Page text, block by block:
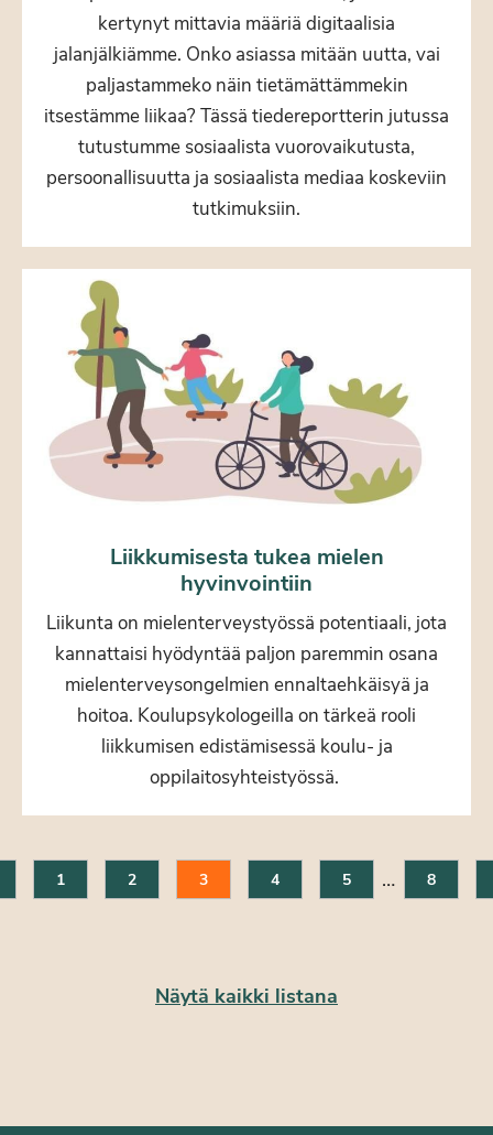
kertynyt mittavia määriä digitaalisia
jalanjälkiämme. Onko asiassa mitään uutta, vai
paljastammeko näin tietämättämmekin
itsestämme liikaa? Tässä tiedereportterin jutussa
tutustumme sosiaalista vuorovaikutusta,
persoonallisuutta ja sosiaalista mediaa koskeviin
tutkimuksiin.
Liikkumisesta tukea mielen
hyvinvointiin
Liikunta on mielenterveystyössä potentiaali, jota
kannattaisi hyödyntää paljon paremmin osana
mielenterveysongelmien ennaltaehkäisyä ja
hoitoa. Koulupsykologeilla on tärkeä rooli
liikkumisen edistämisessä koulu- ja
oppilaitosyhteistyössä.
1 2 3 4 5 … 8
Näytä kaikki listana